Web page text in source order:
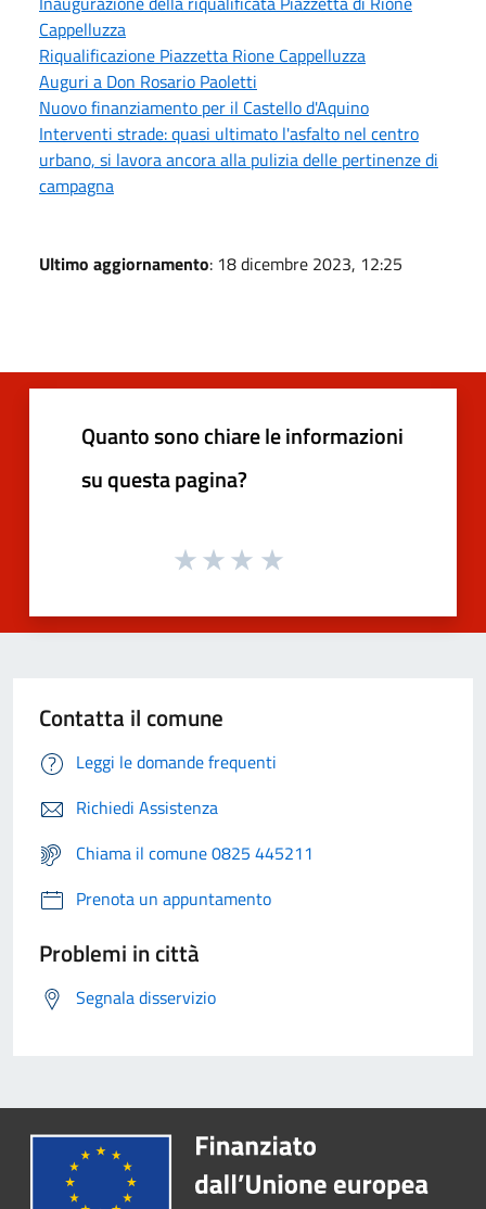
Cappelluzza
Riqualificazione Piazzetta Rione Cappelluzza
Auguri a Don Rosario Paoletti
Nuovo finanziamento per il Castello d'Aquino
Interventi strade: quasi ultimato l'asfalto nel centro
urbano, si lavora ancora alla pulizia delle pertinenze di
campagna
Ultimo aggiornamento: 18 dicembre 2023, 12:25
Quanto sono chiare le informazioni
su questa pagina?
Contatta il comune
Leggi le domande frequenti
Richiedi Assistenza
Chiama il comune 0825 445211
Prenota un appuntamento
Problemi in città
Segnala disservizio